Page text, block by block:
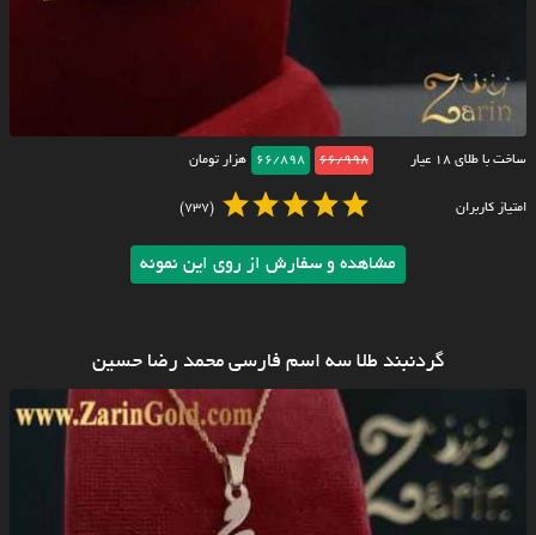
ساخت با طلای ۱۸ عیار 66/998
66/898 هزار تومان
امتیاز کاربران (737)
مشاهده و سفارش از روی این نمونه
گردنبند طلا سه اسم فارسی محمد رضا حسین